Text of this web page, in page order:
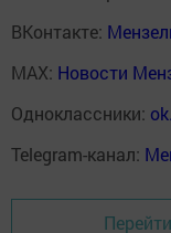
ВКонтакте:
MAX: Новости
Одноклассники:
Telegram-канал: